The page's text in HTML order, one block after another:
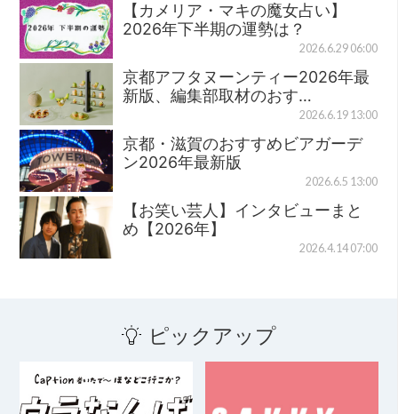
【カメリア・マキの魔女占い】
2026年下半期の運勢は？
2026.6.29 06:00
京都アフタヌーンティー2026年最
新版、編集部取材のおす…
2026.6.19 13:00
京都・滋賀のおすすめビアガーデ
ン2026年最新版
2026.6.5 13:00
【お笑い芸人】インタビューまと
め【2026年】
2026.4.14 07:00
ピックアップ